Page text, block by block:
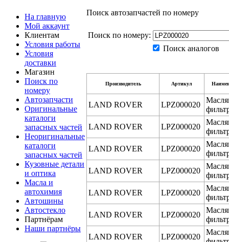
На главную
Мой аккаунт
Клиентам
Условия работы
Условия
доставки
Магазин
Поиск по
номеру
Автозапчасти
Оригинальные
каталоги
запасных частей
Неоригинальные
каталоги
запасных частей
Кузовные детали
и оптика
Масла и
автохимия
Автошины
Автостекло
Партнёрам
Наши партнёры
Поиск автозапчастей по номеру
Поиск по номеру:
Поиск аналогов
Производитель Артикул
LAND ROVER LPZ000020
LAND ROVER
LPZ000020
LAND ROVER
LPZ000020
LAND ROVER
LPZ000020
LAND ROVER
LPZ000020
LAND ROVER
LPZ000020
LAND ROVER
LPZ000020